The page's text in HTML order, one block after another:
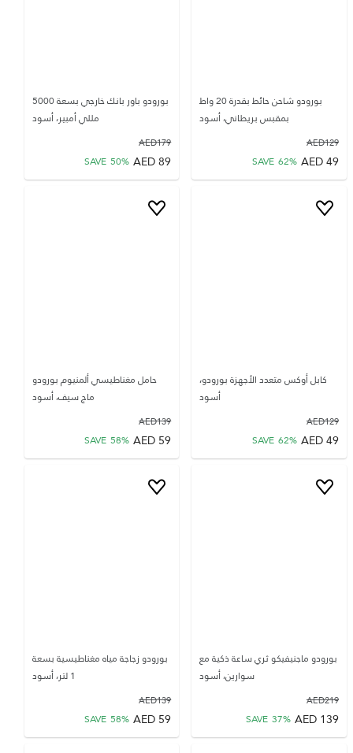
بورودو شاحن حائط بقدرة 20 واط
بمقبس بريطاني، أسود
129
AED
49
AED
SAVE 62%
بورودو باور بانك خارجي بسعة 5000
مللي أمبير، أسود
179
AED
89
AED
SAVE 50%
كابل أوكس متعدد الأجهزة بورودو،
أسود
129
AED
49
AED
SAVE 62%
حامل مغناطيسي ألمنيوم بورودو
ماج سيف، أسود
139
AED
59
AED
SAVE 58%
بورودو ماجنيفيكو ثري ساعة ذكية مع
سوارين، أسود
219
AED
139
AED
SAVE 37%
بورودو زجاجة مياه مغناطيسية بسعة
1 لتر، أسود
139
AED
59
AED
SAVE 58%